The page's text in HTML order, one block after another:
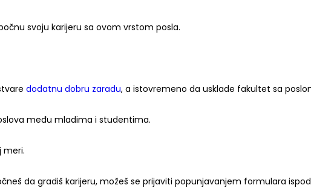
svoju karijeru sa ovom vrstom posla.
dodatnu dobru zaradu, a istovremeno da usklade fakultet sa
među mladima i studentima.
meri.
da gradiš karijeru, možeš se prijaviti popunjavanjem formulara